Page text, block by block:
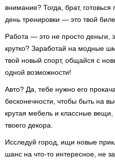
внимание? Тогда, брат,
день тренировки — это твой
Работа — это не просто деньги,
крутко? Заработай на модные
твой новый спорт, общайся с
одной возможности!
Авто? Да, тебе нужно его
бесконечности, чтобы быть на
крутая мебель и классные
твоего декора.
Исследуй город, ищи новые
шанс на что-то интересное, не